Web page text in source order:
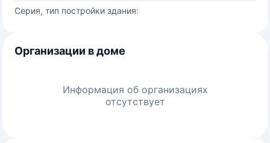
Серия, тип постройки здания:
Организации в доме
Информация об организациях
отсутствует